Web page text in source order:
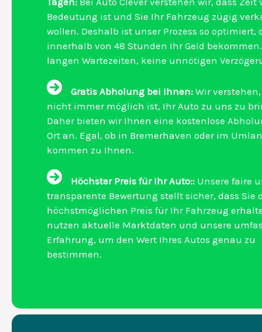
Bedeutung ist und Sie Ihr Fahrzeug zügig
wollen. Deshalb ist unser Prozess so optimiert,
innerhalb von 48 Stunden Ihr Geld
langen Wartezeiten, keine unnötigen
Gratis Abholung bei Ihnen: Wir
nicht immer möglich ist, Ihr Auto zu uns zu
Daher bieten wir Ihnen eine kostenlose
Ort an. Egal, ob in Bremerhaven oder im
kommen zu Ihnen.
Höchster Preis für Ihr Auto:: Unsere faire
transparente Bewertung stellt sicher, dass Sie
höchstmöglichen Preis für Ihr Fahrzeug
nutzen aktuelle Marktdaten und unsere
Erfahrung, um den Wert Ihres Autos genau zu
bestimmen.